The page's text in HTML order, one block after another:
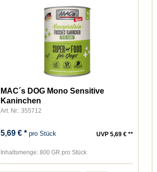
WOW DOG
Yummeez
MAC´s DOG Mono Sensitive
Kaninchen
Art. Nr.: 355712
5,69 € * pro Stück UVP 5,69 € **
Inhaltsmenge:800 GR pro Stück